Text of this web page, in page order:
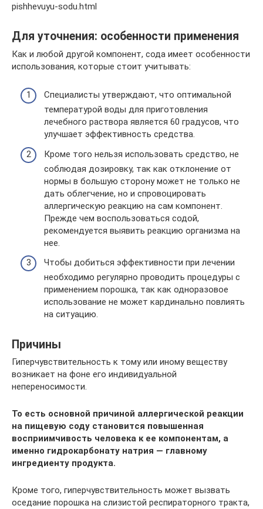
pishhevuyu-sodu.html
Для уточнения: особенности применения
Как и любой другой компонент, сода имеет особенности
использования, которые стоит учитывать:
Специалисты утверждают, что оптимальной
температурой воды для приготовления
лечебного раствора является 60 градусов, что
улучшает эффективность средства.
Кроме того нельзя использовать средство, не
соблюдая дозировку, так как отклонение от
нормы в большую сторону может не только не
дать облегчение, но и спровоцировать
аллергическую реакцию на сам компонент.
Прежде чем воспользоваться содой,
рекомендуется выявить реакцию организма на
нее.
Чтобы добиться эффективности при лечении
необходимо регулярно проводить процедуры с
применением порошка, так как одноразовое
использование не может кардинально повлиять
на ситуацию.
Причины
Гиперчувствительность к тому или иному веществу
возникает на фоне его индивидуальной
непереносимости.
То есть основной причиной аллергической реакции
на пищевую соду становится повышенная
восприимчивость человека к ее компонентам, а
именно гидрокарбонату натрия — главному
ингредиенту продукта.
Кроме того, гиперчувствительность может вызвать
оседание порошка на слизистой респираторного тракта,